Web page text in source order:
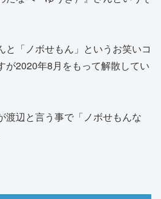
と「ノボせもん」というお笑いコ
が2020年8月をもって解散してい
渡辺と言う事で「ノボせもんな